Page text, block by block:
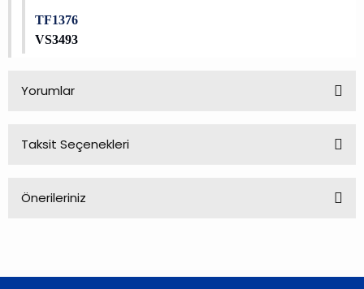
TF1376
VS3493
Yorumlar
Taksit Seçenekleri
Önerileriniz